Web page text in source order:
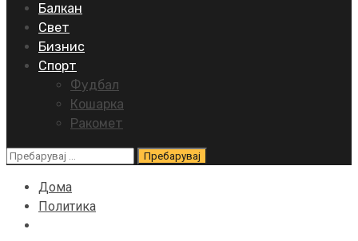
Балкан
Свет
Бизнис
Спорт
Фудбал
Кошарка
Ракомет
Пребарувај
Дома
Политика